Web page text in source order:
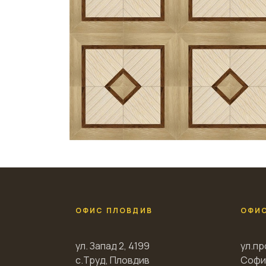
ОФИС ПЛОВДИВ
ул. Запад 2, 4199
с.Труд, Пловдив